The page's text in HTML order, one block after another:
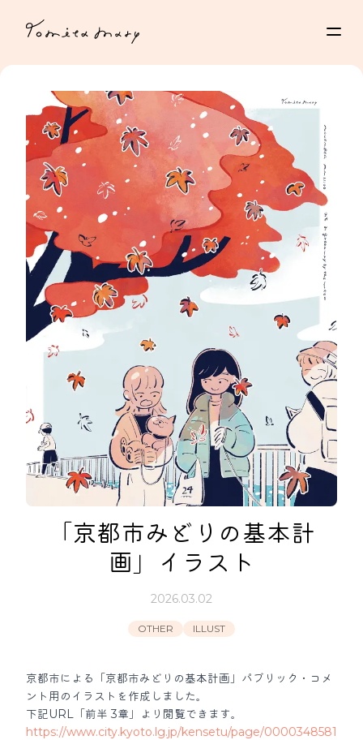
「京都市みどりの基本計
画」イラスト
2026.03.02
OTHER ILLUST
京都市による「京都市みどりの基本計画」パブリック・コメ
ント用のイラストを作成しました。
下記URL「前半 3章」より閲覧できます。
https://www.city.kyoto.lg.jp/kensetu/page/0000348581